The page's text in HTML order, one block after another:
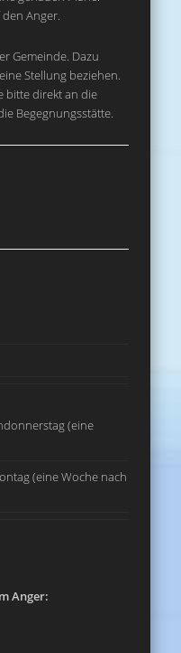
Anger.
Gemeinde. Dazu
Stellung beziehen.
bitte direkt an die
Begegnungsstätte.
(eine
(eine Woche nach
Anger: